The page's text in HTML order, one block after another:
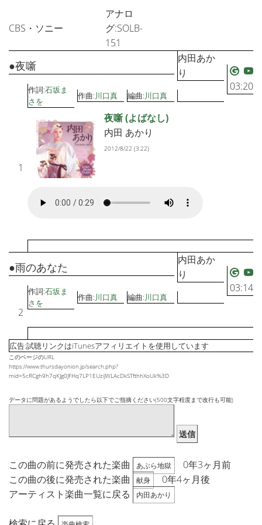
CBS・ソニー
アナロ
グ:SOLB-
151
1
●夜噺
内田あか
り
03:20
作詞:石坂ま
さを
作曲:川口真 編曲:川口真
夜噺 (よばなし)
内田 あかり
2012/8/22 (3:22)
2
●雨のあなた
内田あか
り
03:14
作詞:石坂ま
さを
作曲:川口真 編曲:川口真
広告:試聴リンクはiTunesアフィリエイトを使用しています
このページのURL
https://www.thursdayonion.jp/search.php?
mid=5cRCgh9h7qKJg0JFHq7LP1EUziJWLAcDkSTfthhXoUk%3D
データに問題があるようでしたら以下でご指摘ください(500文字程度まで改行も可能)
送信
この曲の前に発売された楽曲 あぶら地獄
0年3ヶ月前
この曲の後に発売された楽曲
献身
0年4ヶ月後
アーティスト楽曲一覧に戻る
内田あかり